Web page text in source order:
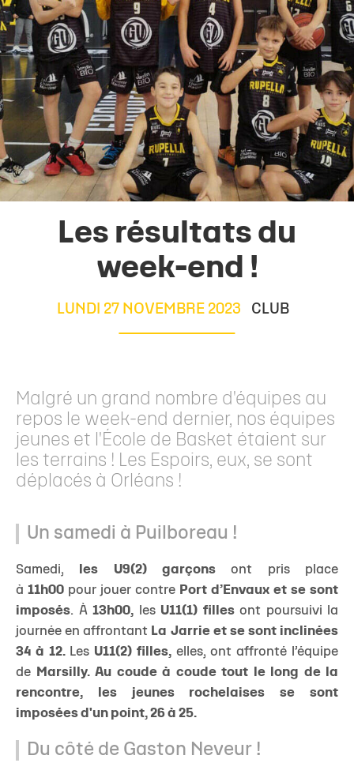
Les résultats du
week-end !
LUNDI 27 NOVEMBRE 2023 CLUB
Malgré un grand nombre d'équipes au
repos le week-end dernier, nos équipes
jeunes et l'École de Basket étaient sur
les terrains ! Les Espoirs, eux, se sont
déplacés à Orléans !
Un samedi à Puilboreau !
Samedi, les U9(2) garçons ont pris place
à 11h00 pour jouer contre Port d’Envaux et se sont
imposés. À 13h00, les U11(1) fillesont poursuivi la
journée en affrontant La Jarrie et se sont inclinées
34 à 12. Les U11(2) filles,elles, ont affronté l’équipe
de
Marsilly. Au coude à coude tout le long de la
rencontre, les jeunes rochelaisesse sont
imposées d'un point, 26 à 25.
Du côté de Gaston Neveur !